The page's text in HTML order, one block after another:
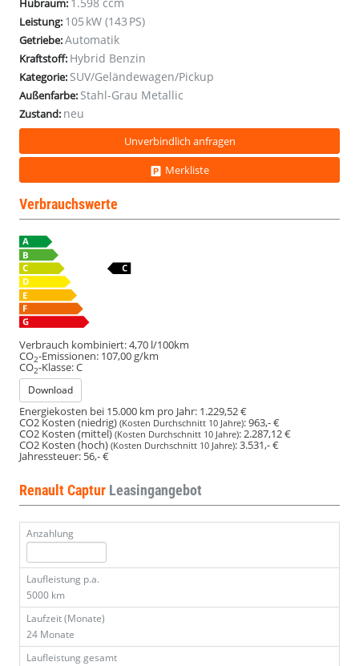
Hubraum:
Leistung: 105 kW (143 PS)
Getriebe:Automatik
Kraftstoff: Hybrid Benzin
Kategorie: SUV/Geländewagen/Pickup
Außenfarbe: Stahl-Grau Metallic
Zustand: neu
Unverbindlich anfragen
Merkliste
Verbrauchswerte
Verbrauch kombiniert:4,70 l/100km
CO2-Emissionen: 107,00 g/km
CO2-Klasse:C
Download
Energiekosten bei 15.000 km pro Jahr: 1.229,52 €
CO2 Kosten (niedrig) (Kosten Durchschnitt 10 Jahre):963,- €
CO2 Kosten (mittel)(Kosten Durchschnitt 10 Jahre):2.287,12 €
CO2 Kosten (hoch) (Kosten Durchschnitt 10 Jahre):3.531,- €
Jahressteuer: 56,- €
Renault Captur Leasingangebot
Anzahlung
Laufleistung p.a.
5000 km
Laufzeit (Monate)
24 Monate
Laufleistung gesamt